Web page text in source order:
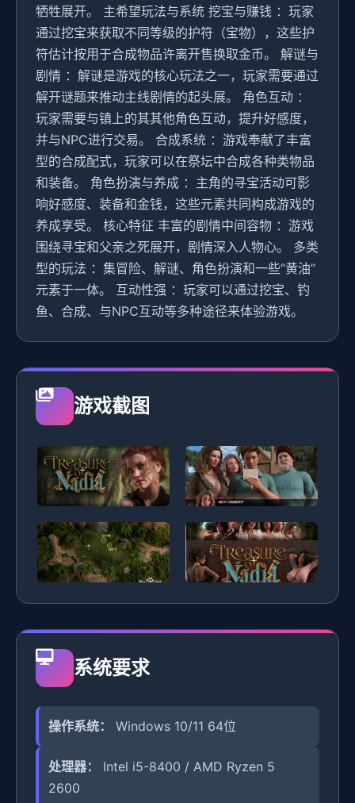
牺牲展开。 主希望玩法与系统 挖宝与赚钱 ：玩家
通过挖宝来获取不同等级的护符（宝物），这些护
符估计按用于合成物品许离开售换取金币。 解谜与
剧情 ：解谜是游戏的核心玩法之一，玩家需要通过
解开谜题来推动主线剧情的起头展。 角色互动 ：
玩家需要与镇上的其其他角色互动，提升好感度，
并与NPC进行交易。 合成系统 ：游戏奉献了丰富
型的合成配式，玩家可以在祭坛中合成各种类物品
和装备。 角色扮演与养成 ：主角的寻宝活动可影
响好感度、装备和金钱，这些元素共同构成游戏的
养成享受。 核心特征 丰富的剧情中间容物 ：游戏
围绕寻宝和父亲之死展开，剧情深入人物心。 多类
型的玩法 ：集冒险、解谜、角色扮演和一些“黄油”
元素于一体。 互动性强 ：玩家可以通过挖宝、钓
鱼、合成、与NPC互动等多种途径来体验游戏。
游戏截图
系统要求
操作系统： Windows 10/11 64位
处理器：
Intel i5-8400 / AMD Ryzen 5
2600